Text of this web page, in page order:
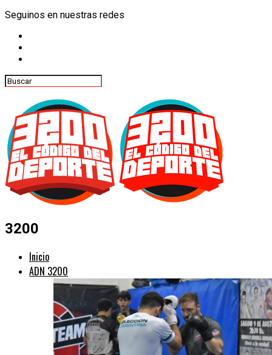
Seguinos en nuestras redes
3200
Inicio
ADN 3200